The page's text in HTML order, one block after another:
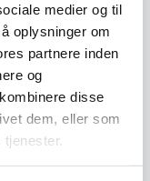
medier og til
oplysninger om
partnere inden
og
disse
dem, eller som
SPAR 33%